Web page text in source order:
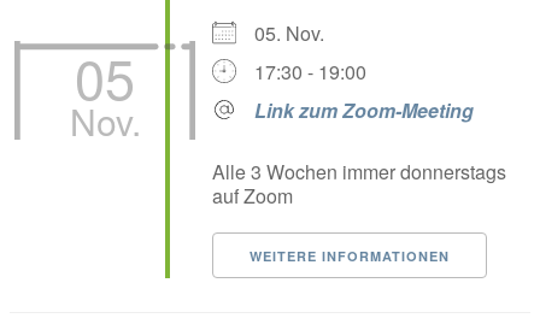
05
Nov.
05. Nov.
17:30 - 19:00
Link zum Zoom-Meeting
Alle 3 Wochen immer donnerstags
auf Zoom
WEITERE INFORMATIONEN